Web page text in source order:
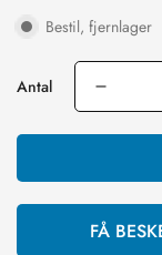
Bestil, fjernlager
Antal
FÅ